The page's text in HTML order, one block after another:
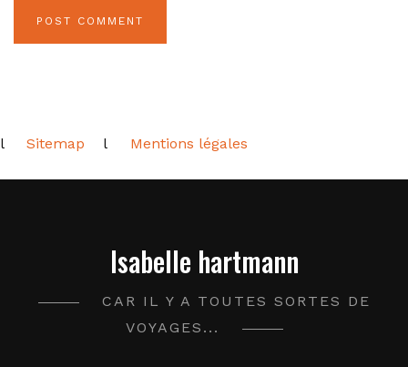
l Sitemap l Mentions légales
Isabelle hartmann
CAR IL Y A TOUTES SORTES DE
VOYAGES...